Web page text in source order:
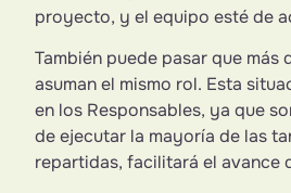
proyecto, y el equipo esté de
También puede pasar que más
asuman el mismo rol. Esta
en los Responsables, ya que
de ejecutar la mayoría de las
repartidas, facilitará el avance